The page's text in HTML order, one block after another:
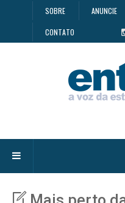
SOBRE ANUNCIE
CONTATO